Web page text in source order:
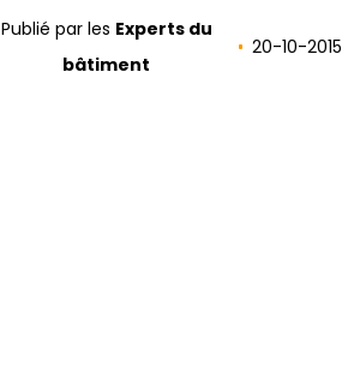
Publié par les Experts du
bâtiment
20-10-2015